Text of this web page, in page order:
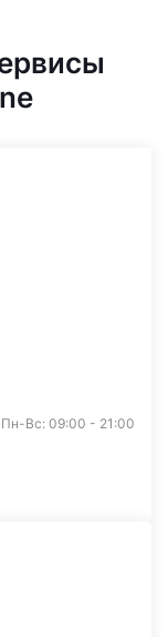
Пн-Вс: 09:00 - 21:00